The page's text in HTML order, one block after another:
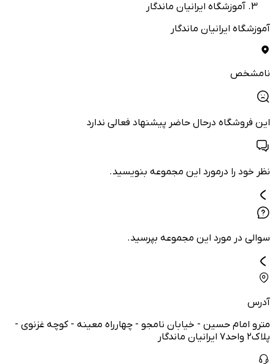
آموزشگاه ایرانیان ماندگار
آموزشگاه ایرانیان ماندگار
نامشخص
این فروشگاه درحال حاضر پیشنهاد فعالی ندارد
نظر خود را درمورد این مجموعه بنویسید.
سوالی در مورد این مجموعه بپرسید.
آدرس
مترو امام حسین - خیابان نامجو - چهارراه معینه - کوچه غزنوی -
پلاک۲ واحد۷ ایرانیان ماندگار